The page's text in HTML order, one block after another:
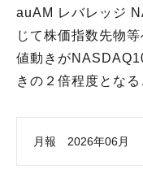
auAM レバレッジ
じて株価指数先物
値動きが
きの２倍程度となる
月報 2026年06月